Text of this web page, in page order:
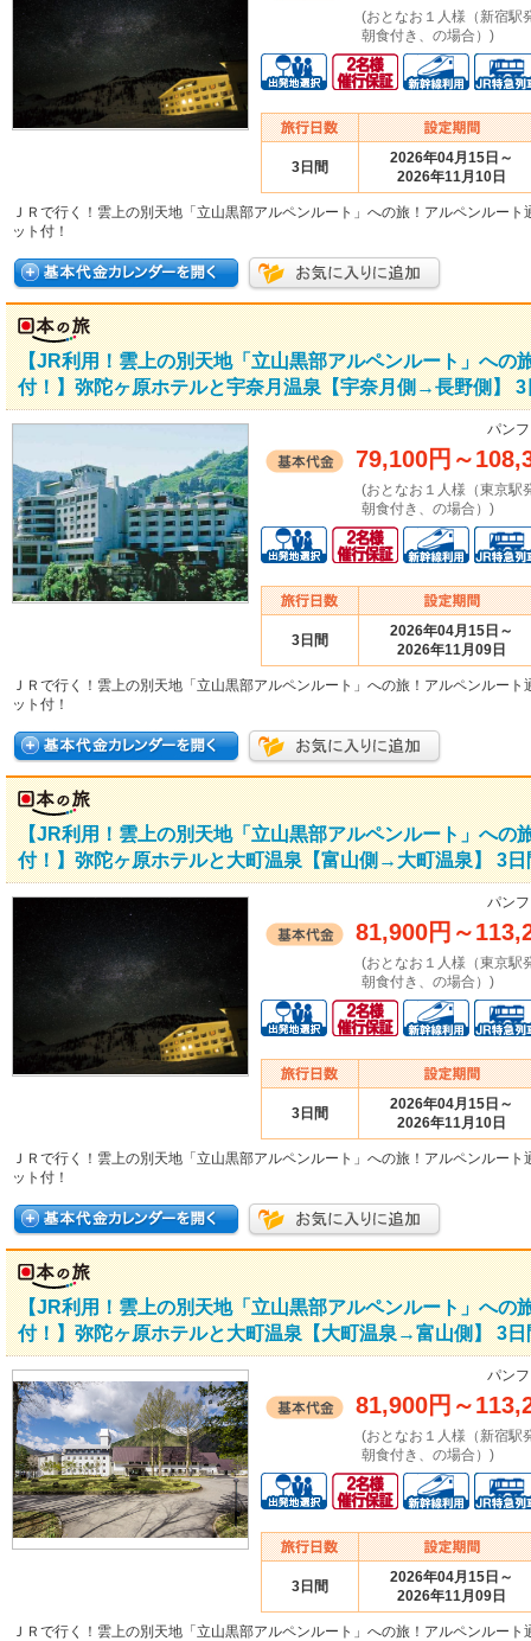
(おとなお１人様（新宿駅
朝食付き、の場合）)
3日間
2026年04月15日～
2026年11月10日
ＪＲで行く！雲上の別天地「立山黒部アルペンルート」への旅！アルペンルート
ット付！
【JR利用！雲上の別天地「立山黒部アルペンルート」への
付！】弥陀ヶ原ホテルと宇奈月温泉【宇奈月側→長野側】 3
パン
79,100円 ～
(おとなお１人様（東京駅
朝食付き、の場合）)
3日間
2026年04月15日～
2026年11月09日
ＪＲで行く！雲上の別天地「立山黒部アルペンルート」への旅！アルペンルート
ット付！
【JR利用！雲上の別天地「立山黒部アルペンルート」への
付！】弥陀ヶ原ホテルと大町温泉【富山側→大町温泉】 3日
パン
81,900円 ～
(おとなお１人様（東京駅
朝食付き、の場合）)
3日間
2026年04月15日～
2026年11月10日
ＪＲで行く！雲上の別天地「立山黒部アルペンルート」への旅！アルペンルート
ット付！
【JR利用！雲上の別天地「立山黒部アルペンルート」への
付！】弥陀ヶ原ホテルと大町温泉【大町温泉→富山側】 3日
パン
81,900円 ～
(おとなお１人様（新宿駅
朝食付き、の場合）)
3日間
2026年04月15日～
2026年11月09日
ＪＲで行く！雲上の別天地「立山黒部アルペンルート」への旅！アルペンルート